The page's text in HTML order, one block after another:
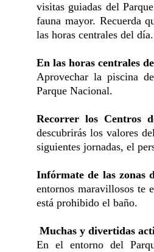
visitas guiadas del
fauna mayor. Recuerda
las horas centrales del día.
En las horas centrales
Aprovechar la piscina
Parque Nacional.
Recorrer los Centros
descubrirás los valores
siguientes jornadas, el
Infórmate de las zonas
entornos maravillosos te
está prohibido el baño.
Muchas y divertidas
En el entorno del